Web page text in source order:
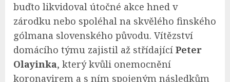
buďto likvidoval útočné akce hned v
zárodku nebo spoléhal na skvělého finského
gólmana slovenského původu. Vítězství
domácího týmu zajistil až střídající Peter
Olayinka, který kvůli onemocnění
koronavirem a s ním spojeným následkům